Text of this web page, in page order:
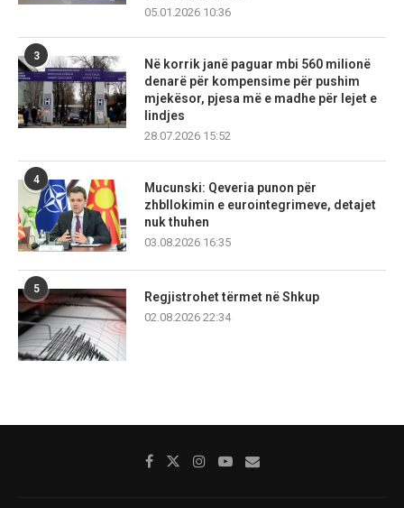
05.01.2026 10:36
3
Në korrik janë paguar mbi 560 milionë
denarë për kompensime për pushim
mjekësor, pjesa më e madhe për lejet e
lindjes
28.07.2026 15:52
4
Mucunski: Qeveria punon për
zhbllokimin e eurointegrimeve, detajet
nuk thuhen
03.08.2026 16:35
5
Regjistrohet tërmet në Shkup
02.08.2026 22:34